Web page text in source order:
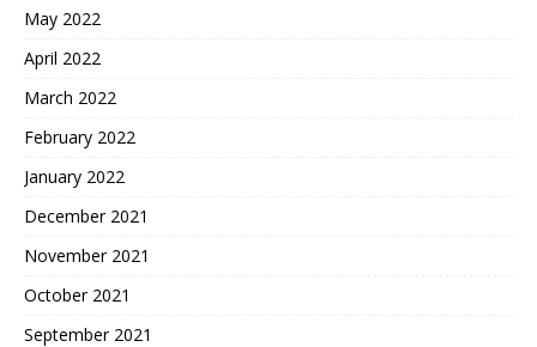
May 2022
April 2022
March 2022
February 2022
January 2022
December 2021
November 2021
October 2021
September 2021